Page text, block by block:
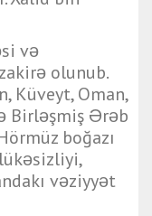
və
olunub.
Küveyt, Oman,
Birləşmiş Ərəb
boğazı
vəziyyət